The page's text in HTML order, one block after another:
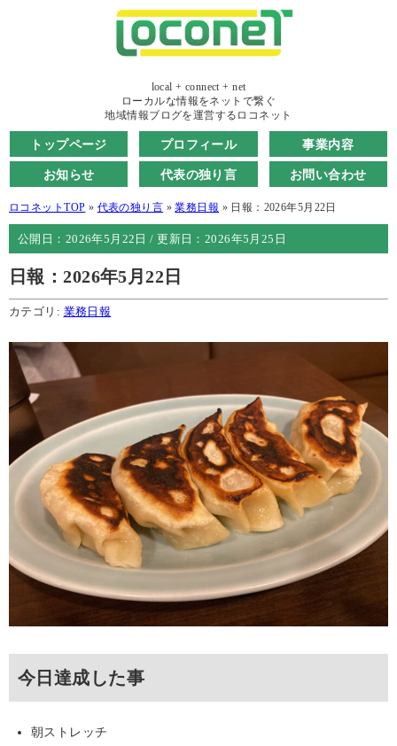
local + connect + net
ローカルな情報をネットで繋ぐ
地域情報ブログを運営するロコネット
トップページ プロフィール 事業内容
お知らせ 代表の独り言 お問い合わせ
ロコネットTOP » 代表の独り言 » 業務日報 »日報：2026年5月22日
公開日： 2026年5月22日 / 更新日： 2026年5月25日
日報：2026年5月22日
カテゴリ: 業務日報
今日達成した事
朝ストレッチ